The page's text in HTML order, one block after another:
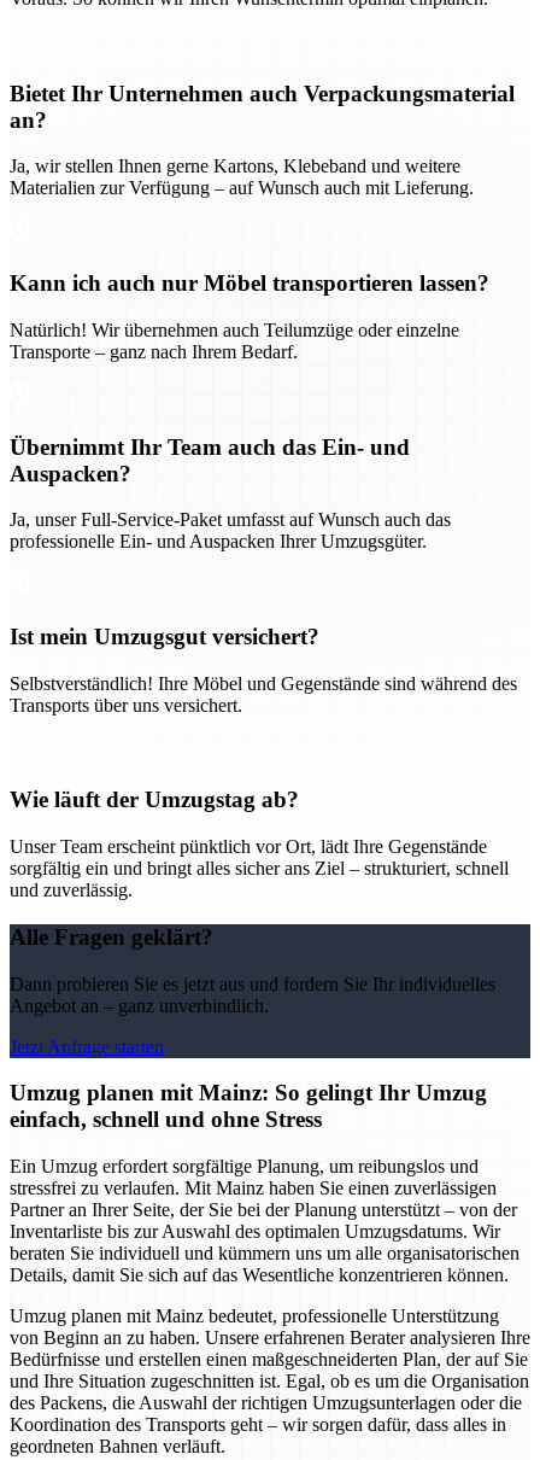
Bietet Ihr Unternehmen auch Verpackungsmaterial
an?
Ja, wir stellen Ihnen gerne Kartons, Klebeband und weitere
Materialien zur Verfügung – auf Wunsch auch mit Lieferung.
Kann ich auch nur Möbel transportieren lassen?
Natürlich! Wir übernehmen auch Teilumzüge oder einzelne
Transporte – ganz nach Ihrem Bedarf.
Übernimmt Ihr Team auch das Ein- und
Auspacken?
Ja, unser Full-Service-Paket umfasst auf Wunsch auch das
professionelle Ein- und Auspacken Ihrer Umzugsgüter.
Ist mein Umzugsgut versichert?
Selbstverständlich! Ihre Möbel und Gegenstände sind während des
Transports über uns versichert.
Wie läuft der Umzugstag ab?
Unser Team erscheint pünktlich vor Ort, lädt Ihre Gegenstände
sorgfältig ein und bringt alles sicher ans Ziel – strukturiert, schnell
und zuverlässig.
Alle Fragen geklärt?
Dann probieren Sie es jetzt aus und fordern Sie Ihr individuelles
Angebot an – ganz unverbindlich.
Jetzt Anfrage starten
Umzug planen mit Mainz: So gelingt Ihr Umzug
einfach, schnell und ohne Stress
Ein Umzug erfordert sorgfältige Planung, um reibungslos und
stressfrei zu verlaufen. Mit Mainz haben Sie einen zuverlässigen
Partner an Ihrer Seite, der Sie bei der Planung unterstützt – von der
Inventarliste bis zur Auswahl des optimalen Umzugsdatums. Wir
beraten Sie individuell und kümmern uns um alle organisatorischen
Details, damit Sie sich auf das Wesentliche konzentrieren können.
Umzug planen mit Mainz bedeutet, professionelle Unterstützung
von Beginn an zu haben. Unsere erfahrenen Berater analysieren Ihre
Bedürfnisse und erstellen einen maßgeschneiderten Plan, der auf Sie
und Ihre Situation zugeschnitten ist. Egal, ob es um die Organisation
des Packens, die Auswahl der richtigen Umzugsunterlagen oder die
Koordination des Transports geht – wir sorgen dafür, dass alles in
geordneten Bahnen verläuft.